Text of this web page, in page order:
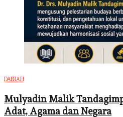
DAERAH
Mulyadin Malik
Adat, Agama dan Negara